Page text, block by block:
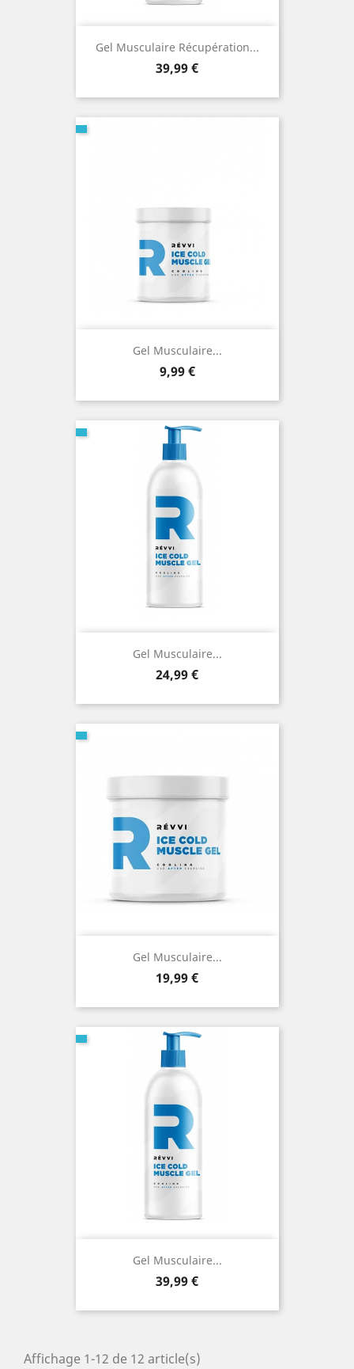
Gel Musculaire Récupération...
Prix
39,99 €
Gel Musculaire...
Prix
9,99 €
Gel Musculaire...
Prix
24,99 €
Gel Musculaire...
Prix
19,99 €
Gel Musculaire...
Prix
39,99 €
Affichage 1-12 de 12 article(s)